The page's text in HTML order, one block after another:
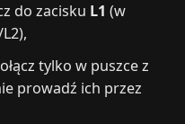
do zacisku L1 (w
tylko w puszce z
prowadź ich przez